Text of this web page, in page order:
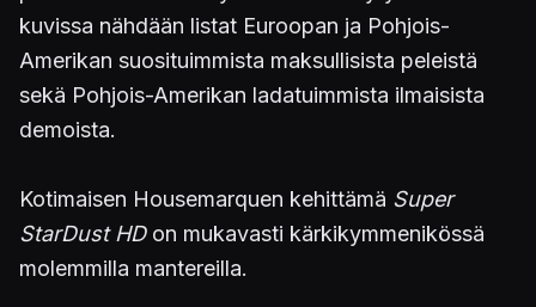
kuvissa nähdään listat Euroopan ja Pohjois-
Amerikan suosituimmista maksullisista peleistä
sekä Pohjois-Amerikan ladatuimmista ilmaisista
demoista.
Kotimaisen Housemarquen kehittämä Super
StarDust HDon mukavasti kärkikymmenikössä
molemmilla mantereilla.